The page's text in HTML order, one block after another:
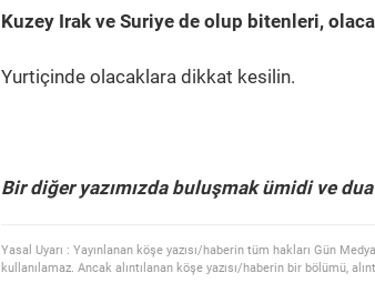
Kuzey Irak ve Suriye de olup bitenleri,
Yurtiçinde olacaklara dikkat kesilin.
Bir diğer yazımızda buluşmak ümidi ve
Yasal Uyarı : Yayınlanan köşe yazısı/haberin tüm hakları Gün
kullanılamaz. Ancak alıntılanan köşe yazısı/haberin bir bölümü,